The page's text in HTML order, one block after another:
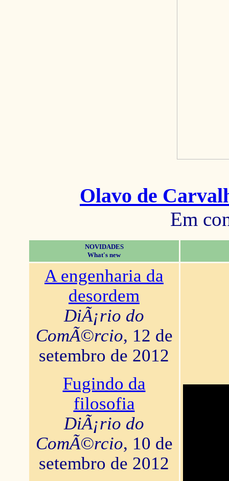
Olavo de
Em
NOVIDADES
What's new
A engenharia da
desordem
DiÃ¡rio do
ComÃ©rcio, 12 de
setembro de 2012
Fugindo da
filosofia
DiÃ¡rio do
ComÃ©rcio, 10 de
setembro de 2012